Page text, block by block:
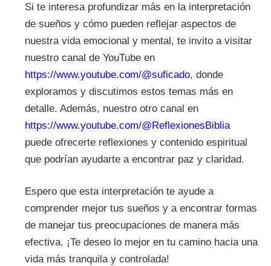
Si te interesa profundizar más en la interpretación
de sueños y cómo pueden reflejar aspectos de
nuestra vida emocional y mental, te invito a visitar
nuestro canal de YouTube en
https://www.youtube.com/@suficado, donde
exploramos y discutimos estos temas más en
detalle. Además, nuestro otro canal en
https://www.youtube.com/@ReflexionesBiblia
puede ofrecerte reflexiones y contenido espiritual
que podrían ayudarte a encontrar paz y claridad.
Espero que esta interpretación te ayude a
comprender mejor tus sueños y a encontrar formas
de manejar tus preocupaciones de manera más
efectiva. ¡Te deseo lo mejor en tu camino hacia una
vida más tranquila y controlada!